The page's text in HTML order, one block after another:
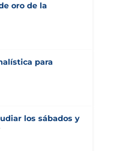
oro de la
para
los sábados y